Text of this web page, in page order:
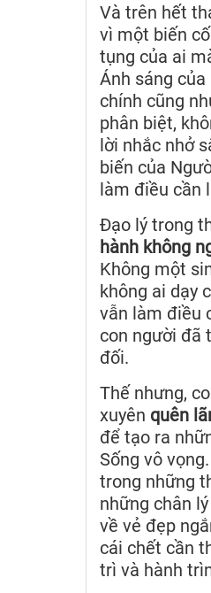
Và trên hết
vì một biến
tụng của ai
Ánh sáng
chính cũng
phân biệt,
lời nhắc nhở
biến của
làm điều cần
Đạo lý trong
hành không
Không một
không ai dạy
vẫn làm điều
con người đã
đối.
Thế nhưng,
xuyên quên
để tạo ra
Sống vô
trong những
những chân
về vẻ đẹp
cái chết cần
trì và hành